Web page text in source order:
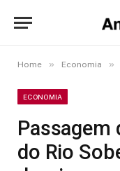
Home » Economia »
ECONOMIA
Passagem
do Rio